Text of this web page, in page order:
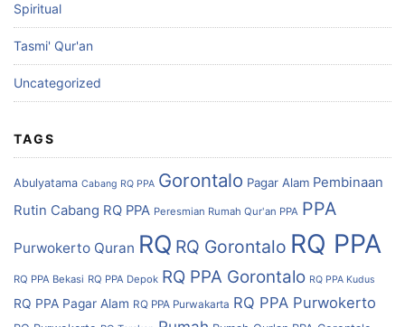
Spiritual
Tasmi' Qur'an
Uncategorized
TAGS
Abulyatama Cabang RQ PPA Gorontalo Pagar Alam Pembinaan
Rutin Cabang RQ PPA Peresmian Rumah Qur'an PPA PPA
Purwokerto Quran RQ RQ Gorontalo RQ PPA
RQ PPA Bekasi RQ PPA Depok RQ PPA Gorontalo RQ PPA Kudus
RQ PPA Pagar Alam RQ PPA Purwakarta RQ PPA Purwokerto